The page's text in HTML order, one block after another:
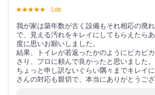
5.00
我が家は築年数が古く設備もそれ相応の廃
で、見える汚れをキレイにしてもらえたら
度に思いお願いしました。
結果、トイレが若返ったかのようにピカピ
さり、プロに頼んで良かったと思いました。
ちょっと申し訳ないぐらい隅々までキレイ
さんの対応も親切で、本当にありがとうござ